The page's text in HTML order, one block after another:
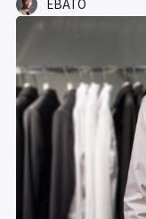
EBATO